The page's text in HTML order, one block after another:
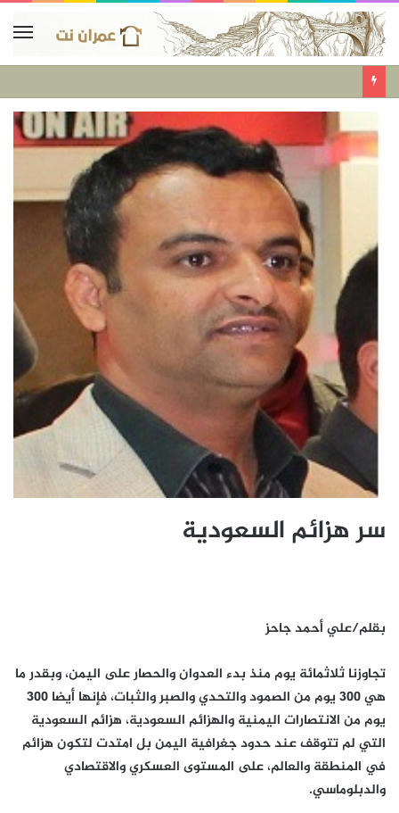
سر هزائم السعودية
بقلم/علي أحمد جاحز
تجاوزنا ثلاثمائة يوم منذ بدء العدوان والحصار على اليمن، وبقدر ما
هي 300 يوم من الصمود والتحدي والصبر والثبات، فإنها أيضا 300
يوم من الانتصارات اليمنية والهزائم السعودية، هزائم السعودية
التي لم تتوقف عند حدود جغرافية اليمن بل امتدت لتكون هزائم
في المنطقة والعالم، على المستوى العسكري والاقتصادي
والدبلوماسي.